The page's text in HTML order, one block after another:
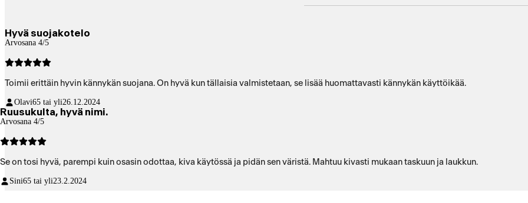
Hyvä suojakotelo
Arvosana 4/5
Toimii erittäin hyvin kännykän suojana. On hyvä kun tällaisia valmistetaan, se lisää huomattavasti kännykän käyttöikää.
Olavi65 tai yli26.12.2024
Ruusukulta, hyvä nimi.
Arvosana 4/5
Se on tosi hyvä, parempi kuin osasin odottaa, kiva käytössä ja pidän sen väristä. Mahtuu kivasti mukaan taskuun ja laukkun.
Sini65 tai yli23.2.2024